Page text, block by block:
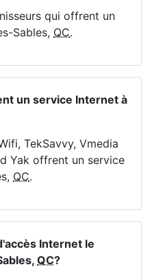
qui offrent un
Sables, QC.
un service Internet à
TekSavvy, Vmedia
Yak offrent un service
QC.
Internet le
QC?